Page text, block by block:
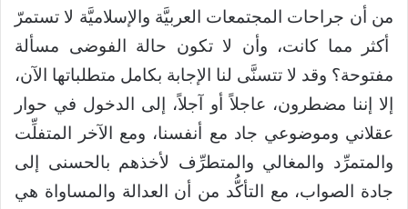
من أن جراحات المجتمعات العربيَّة والإسلاميَّة لا تستمرّ
أكثر مما كانت، وأن لا تكون حالة الفوضى مسألة
مفتوحة؟ وقد لا تتسنَّى لنا الإجابة بكامل متطلباتها الآن،
إلا إننا مضطرون، عاجلاً أو آجلاً، إلى الدخول في حوار
عقلاني وموضوعي جاد مع أنفسنا، ومع الآخر المتفلِّت
والمتمرِّد والمغالي والمتطرِّف لأخذهم بالحسنى إلى
جادة الصواب، مع التأكُّد من أن العدالة والمساواة هي